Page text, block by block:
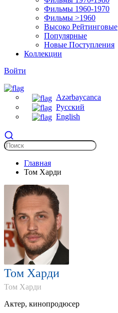
Фильмы 1960-1970
Фильмы >1960
Высоко Рейтинговые
Популярные
Новые Поступления
Коллекции
Войти
Azərbaycanca
Русский
English
Главная
Том Харди
Том Харди
Том Харди
Aктер, кинопродюсер